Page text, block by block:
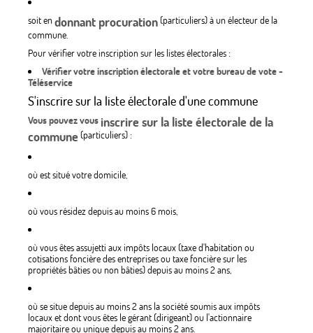
soit endonnant procuration(particuliers) à un électeur de la
commune.
Pour vérifier votre inscription sur les listes électorales :
Vérifier votre inscription électorale et votre bureau de vote -
Téléservice
S'inscrire sur la liste électorale d'une commune
Vous pouvez vous inscrire sur la liste électorale de la
commune(particuliers) :
où est situé votre domicile,
où vous résidez depuis au moins 6 mois,
où vous êtes assujetti aux impôts locaux (taxe d'habitation ou
cotisations foncière des entreprises ou taxe foncière sur les
propriétés bâties ou non bâties) depuis au moins 2 ans,
où se situe depuis au moins 2 ans la société soumis aux impôts
locaux et dont vous êtes le gérant (dirigeant) ou l'actionnaire
majoritaire ou unique depuis au moins 2 ans.